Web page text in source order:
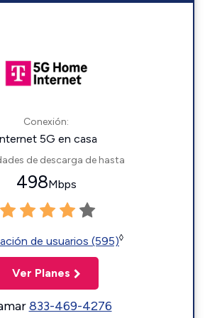
Conexión:
5G en casa
de descarga de hasta
498Mbps
de usuarios (595)◊
Ver Planes
833-469-4276